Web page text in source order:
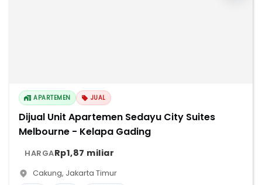
APARTEMEN JUAL
Dijual Unit Apartemen Sedayu City Suites
Melbourne - Kelapa Gading
HARGARp1,87 miliar
Cakung, Jakarta Timur